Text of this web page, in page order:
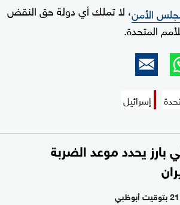
الأمن، لا تملك أي دولة حق النقض
المتحدة.
إسرائيل
بارز يحدد موعد الضربة